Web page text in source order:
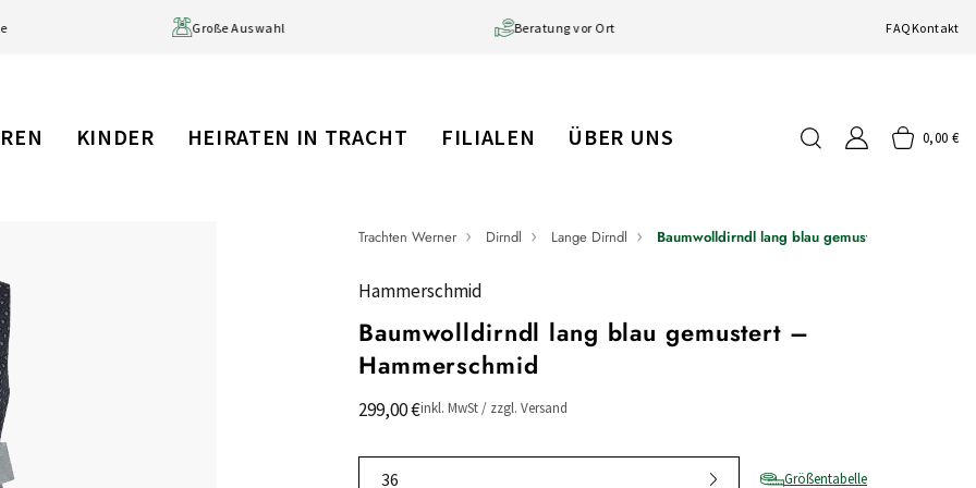
Große Auswahl Beratung vor Ort FAQ Kontakt
KINDER HEIRATEN IN TRACHT FILIALEN ÜBER UNS 0,00 €
Trachten Werner Dirndl Lange Dirndl Baumwolldirndl lang blau gemustert
Hammerschmid
Baumwolldirndl lang blau gemustert –
Hammerschmid
299,00 €inkl. MwSt / zzgl. Versand
Größentabelle
36